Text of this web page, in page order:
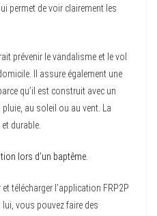
permet de voir clairement les
prévenir le vandalisme et le vol
Il assure également une
qu’il est construit avec un
au soleil ou au vent. La
durable.
lors d’un baptême
télécharger l’application FRP2P
vous pouvez faire des